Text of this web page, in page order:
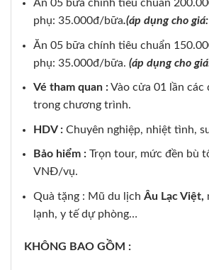
Ăn 05 bữa chính tiêu chuẩn
phụ: 35.000đ/bữa.(áp dụng cho
Ăn 05 bữa chính tiêu chuẩn
phụ: 35.000đ/bữa. (áp dụng cho
Vé tham quan :Vào cửa 01 lần các
trong chương trình.
HDV :Chuyên nghiệp, nhiệt tình,
Bảo hiểm :Trọn tour, mức đền bù
VNĐ/vụ.
Quà tặng : Mũ du lịch Âu Lạc Việt,
lạnh, y tế dự phòng…
KHÔNG BAO GỒM :